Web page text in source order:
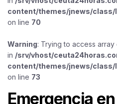
content/themes/jnews/class/
on line 70
Warning: Trying to access
in /srv/vhost/
content/themes/jnews/class/
on line 73
Emergencia